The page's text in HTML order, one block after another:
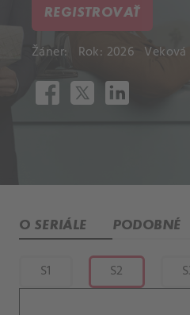
REGISTROVAŤ
Žáner: Rok: 2026
O SERIÁLE PODOBNÉ
S1 S2